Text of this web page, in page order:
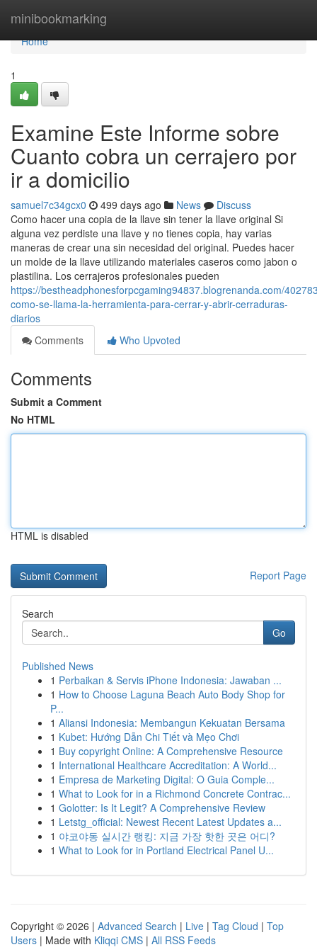
minibookmarking
Home
Home
1
Examine Este Informe sobre
Cuanto cobra un cerrajero por
ir a domicilio
samuel7c34gcx0 499 days ago News
Discuss
Como hacer una copia de la llave sin tener la llave original Si
alguna vez perdiste una llave y no tienes copia, hay varias
maneras de crear una sin necesidad del original. Puedes hacer
un molde de la llave utilizando materiales caseros como jabon o
plastilina. Los cerrajeros profesionales pueden
https://bestheadphonesforpcgaming94837.blogrenanda.com/
como-se-llama-la-herramienta-para-cerrar-y-abrir-cerraduras-
diarios
Comments
Who Upvoted
Comments
Submit a Comment
No HTML
HTML is disabled
Report Page
Search
Go
Published News
1 Perbaikan & Servis iPhone Indonesia: Jawaban ...
1 How to Choose Laguna Beach Auto Body Shop for
P...
1 Aliansi Indonesia: Membangun Kekuatan Bersama
1 Kubet: Hướng Dẫn Chi Tiết và Mẹo Chơi
1 Buy copyright Online: A Comprehensive Resource
1 International Healthcare Accreditation: A World...
1 Empresa de Marketing Digital: O Guia Comple...
1 What to Look for in a Richmond Concrete Contrac...
1 Golotter: Is It Legit? A Comprehensive Review
1 Letstg_official: Newest Recent Latest Updates a...
1 야코야동 실시간 랭킹: 지금 가장 핫한 곳은 어디?
1 What to Look for in Portland Electrical Panel U...
Copyright © 2026 | Advanced Search | Live | Tag Cloud | Top
Users | Made with Kliqqi CMS | All RSS Feeds